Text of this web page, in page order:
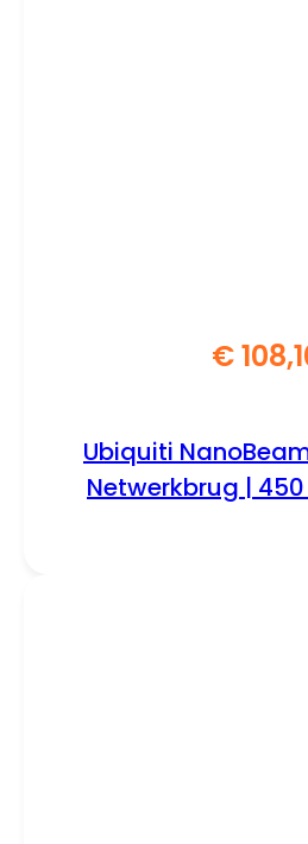
€
Ubiquiti
Netwerkbrug |